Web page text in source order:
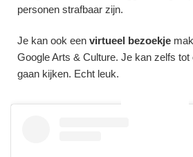
personen strafbaar zijn.
Je kan ook een virtueel bezoekje
Google Arts & Culture. Je kan zelfs tot
gaan kijken. Echt leuk.